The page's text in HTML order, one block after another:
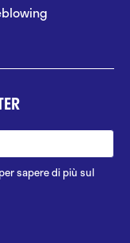
per sapere di più sul